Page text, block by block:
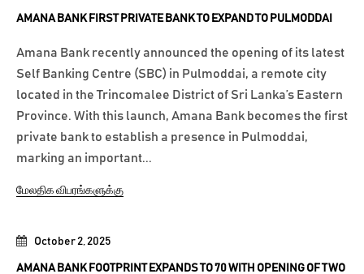
October 2, 2025
AMANA BANK FOOTPRINT EXPANDS TO 70 WITH OPENING OF TWO
AMANA BANK FIRST PRIVATE BANK TO EXPAND TO PULMODDAI
Amana Bank recently announced the opening of its latest
Self Banking Centre (SBC) in Pulmoddai, a remote city
located in the Trincomalee District of Sri Lanka’s Eastern
Province. With this launch, Amana Bank becomes the first
private bank to establish a presence in Pulmoddai,
marking an important...
மேலதிக விபரங்களுக்கு